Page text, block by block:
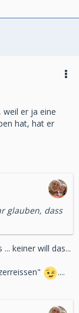
er ja eine
hat, hat er
glauben, dass
keiner will das...
....